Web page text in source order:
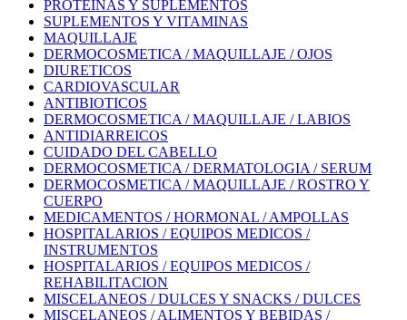
PROTEINAS Y SUPLEMENTOS
SUPLEMENTOS Y VITAMINAS
MAQUILLAJE
DERMOCOSMETICA / MAQUILLAJE / OJOS
DIURETICOS
CARDIOVASCULAR
ANTIBIOTICOS
DERMOCOSMETICA / MAQUILLAJE / LABIOS
ANTIDIARREICOS
CUIDADO DEL CABELLO
DERMOCOSMETICA / DERMATOLOGIA / SERUM
DERMOCOSMETICA / MAQUILLAJE / ROSTRO Y
CUERPO
MEDICAMENTOS / HORMONAL / AMPOLLAS
HOSPITALARIOS / EQUIPOS MEDICOS /
INSTRUMENTOS
HOSPITALARIOS / EQUIPOS MEDICOS /
REHABILITACION
MISCELANEOS / DULCES Y SNACKS / DULCES
MISCELANEOS / ALIMENTOS Y BEBIDAS /